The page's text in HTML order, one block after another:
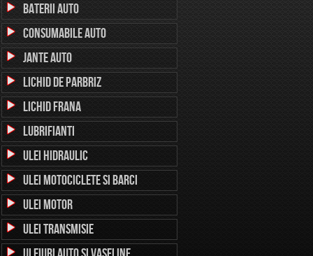
Baterii Auto
Consumabile Auto
Jante Auto
Lichid de parbriz
Lichid Frana
Lubrifianti
Ulei Hidraulic
Ulei Motociclete si Barci
Ulei Motor
Ulei Transmisie